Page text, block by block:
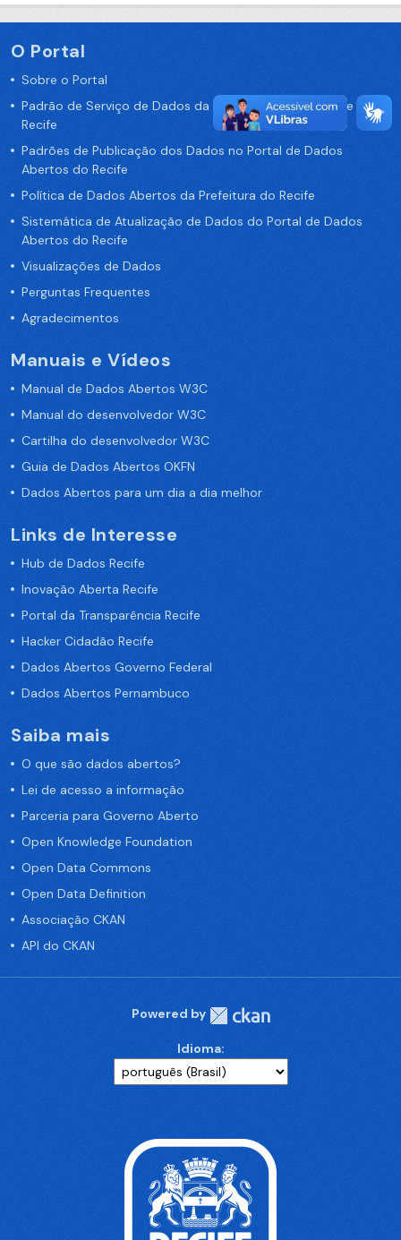
O Portal
Sobre o Portal
Padrão de Serviço de Dados da Prefeitura da Cidade de
Recife
Padrões de Publicação dos Dados no Portal de Dados
Abertos do Recife
Política de Dados Abertos da Prefeitura do Recife
Sistemática de Atualização de Dados do Portal de Dados
Abertos do Recife
Visualizações de Dados
Perguntas Frequentes
Agradecimentos
Manuais e Vídeos
Manual de Dados Abertos W3C
Manual do desenvolvedor W3C
Cartilha do desenvolvedor W3C
Guia de Dados Abertos OKFN
Dados Abertos para um dia a dia melhor
Links de Interesse
Hub de Dados Recife
Inovação Aberta Recife
Portal da Transparência Recife
Hacker Cidadão Recife
Dados Abertos Governo Federal
Dados Abertos Pernambuco
Saiba mais
O que são dados abertos?
Lei de acesso a informação
Parceria para Governo Aberto
Open Knowledge Foundation
Open Data Commons
Open Data Definition
Associação CKAN
API do CKAN
Powered by
Idioma